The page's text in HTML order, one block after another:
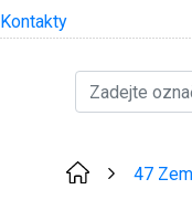
Kontakty
47